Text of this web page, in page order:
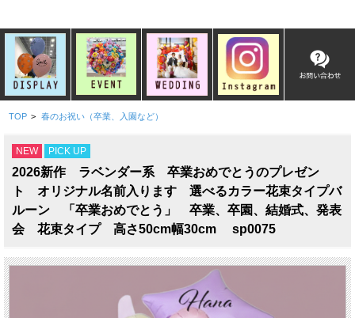
TOP > 春のお祝い（卒業、入園など）
NEW PICK UP
2026新作 ラベンダー系 卒業おめでとうのプレゼン
ト オリジナル名前入ります 選べるカラー花束タイプバ
ルーン 「卒業おめでとう」 卒業、卒園、結婚式、発表
会 花束タイプ 高さ50cm幅30cm sp0075